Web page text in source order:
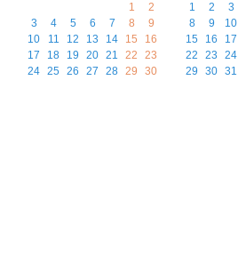
1
2
3
4 5 6 7 8
9
10
11 12 13 14 15
16
17
18 19 20 21 22
23
24 25 26 27 28 29 30
1 2 3
8
9 10
15
16 17
22
23 24
29
30 31